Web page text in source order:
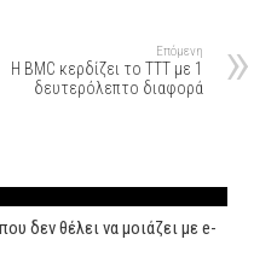
Επόμενη
H BMC κερδίζει το ΤΤΤ με 1
δευτερόλεπτο διαφορά
δεν θέλει να μοιάζει με e-